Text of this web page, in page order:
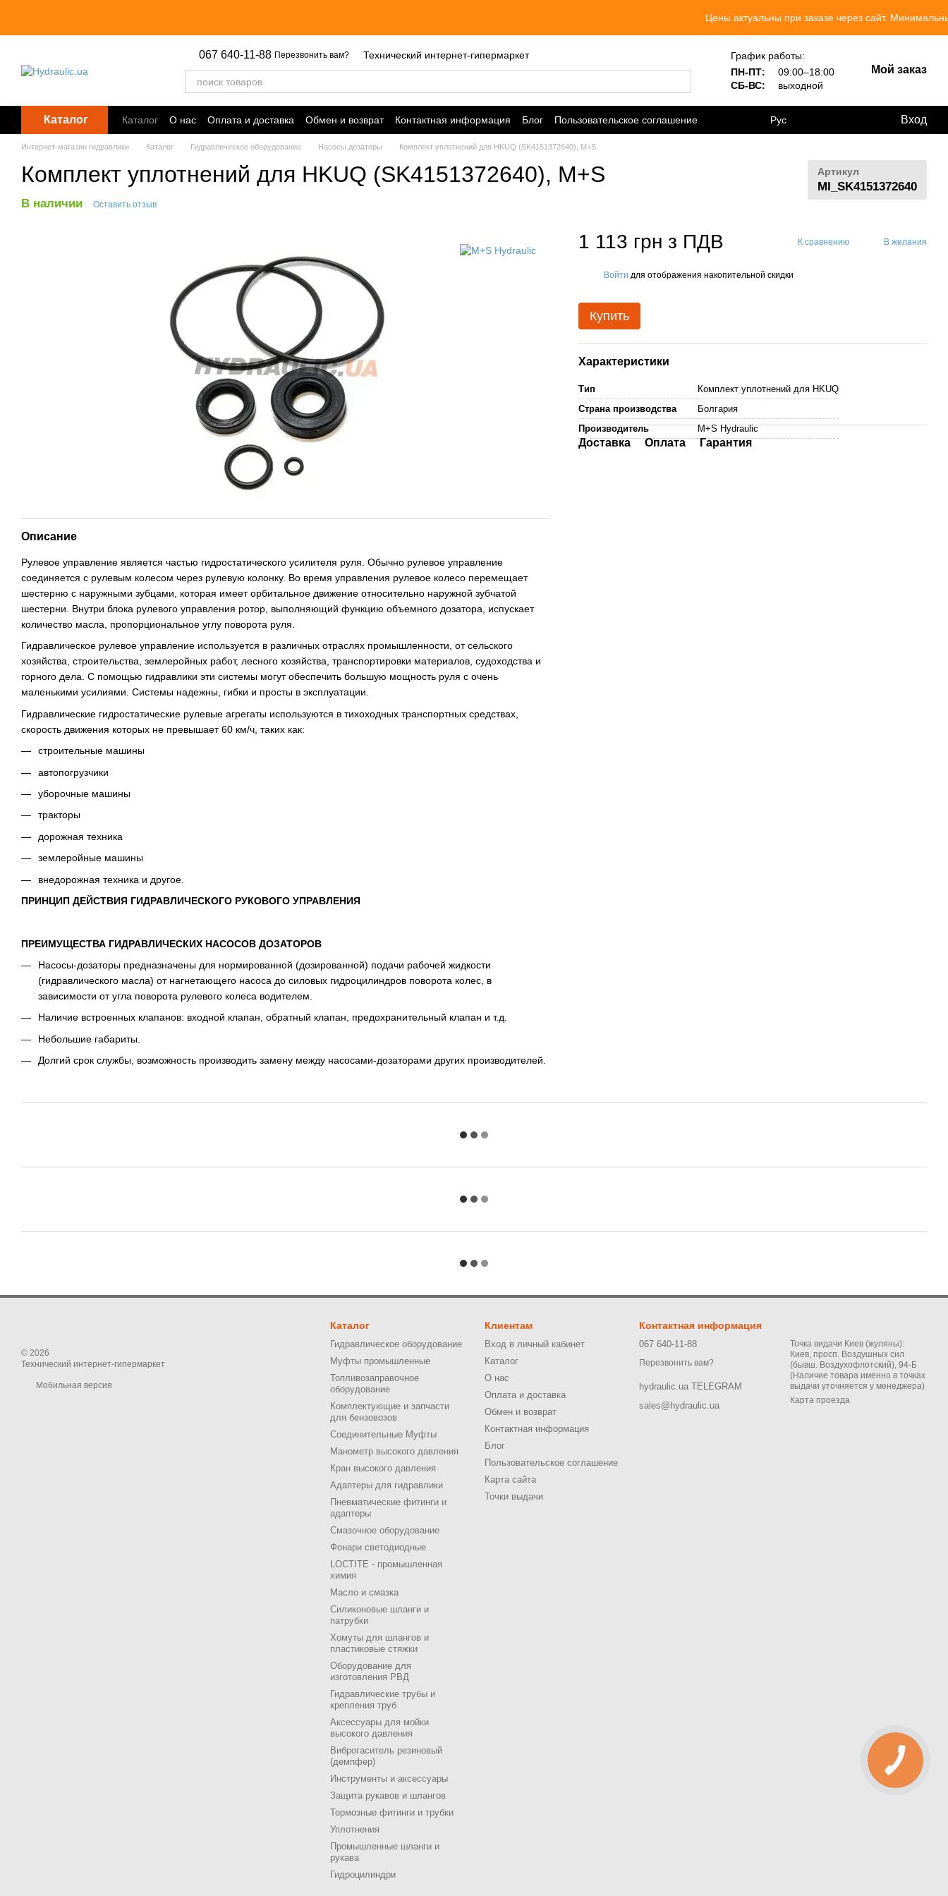
Цены актуальны при заказе через сайт. Минимальный
067 640-11-88 Перезвонить вам? Технический интернет-гипермаркет
График работы:
ПН-ПТ:
09:00–18:00
СБ-ВС:
выходной
Мой заказ
Каталог Каталог О нас Оплата и доставка Обмен и возврат Контактная информация Блог
Пользовательское соглашение
Точки выдачи
Рус Вход
Интернет-магазин гидравлики Каталог Гидравлическое оборудование Насосы дозаторы Комплект уплотнений для HKUQ (SK4151372640), M+S
Комплект уплотнений для HKUQ (SK4151372640), M+S Артикул
MI_SK4151372640
В наличии
Оставить отзыв
Описание
Рулевое управление является частью гидростатического усилителя руля. Обычно рулевое управление
соединяется с рулевым колесом через рулевую колонку. Во время управления рулевое колесо перемещает
шестерню с наружными зубцами, которая имеет орбитальное движение относительно наружной зубчатой ​​
шестерни. Внутри блока рулевого управления ротор, выполняющий функцию объемного дозатора, испускает
количество масла, пропорциональное углу поворота руля.
Гидравлическое рулевое управление используется в различных отраслях промышленности, от сельского
хозяйства, строительства, землеройных работ, лесного хозяйства, транспортировки материалов, судоходства и
горного дела. С помощью гидравлики эти системы могут обеспечить большую мощность руля с очень
маленькими усилиями. Системы надежны, гибки и просты в эксплуатации.
Гидравлические гидростатические рулевые агрегаты используются в тихоходных транспортных средствах,
скорость движения которых не превышает 60 км/ч, таких как:
строительные машины
автопогрузчики
уборочные машины
тракторы
дорожная техника
землеройные машины
внедорожная техника и другое.
ПРИНЦИП ДЕЙСТВИЯ ГИДРАВЛИЧЕСКОГО РУКОВОГО УПРАВЛЕНИЯ
ПРЕИМУЩЕСТВА ГИДРАВЛИЧЕСКИХ НАСОСОВ ДОЗАТОРОВ
Насосы-дозаторы предназначены для нормированной (дозированной) подачи рабочей жидкости
(гидравлического масла) от нагнетающего насоса до силовых гидроцилиндров поворота колес, в
зависимости от угла поворота рулевого колеса водителем.
Наличие встроенных клапанов: входной клапан, обратный клапан, предохранительный клапан и т.д.
Небольшие габариты.
Долгий срок службы, возможность производить замену между насосами-дозаторами других производителей.
1 113 грн з ПДВ К сравнению В желания
Войти для отображения накопительной скидки
Купить
Характеристики
Тип
Комплект уплотнений для HKUQ
Страна производства
Болгария
Производитель
M+S Hydraulic
Доставка Оплата Гарантия
© 2026
Технический интернет-гипермаркет
Мобильная версия
Каталог
Гидравлическое оборудование
Муфты промышленные
Топливозаправочное
оборудование
Комплектующие и запчасти
для бензовозов
Соединительные Муфты
Манометр высокого давления
Кран высокого давления
Адаптеры для гидравлики
Пневматические фитинги и
адаптеры
Смазочное оборудование
Фонари светодиодные
LOCTITE - промышленная
химия
Масло и смазка
Силиконовые шланги и
патрубки
Хомуты для шлангов и
пластиковые стяжки
Оборудование для
изготовления РВД
Гидравлические трубы и
крепления труб
Аксессуары для мойки
высокого давления
Виброгаситель резиновый
(демпфер)
Инструменты и аксессуары
Защита рукавов и шлангов
Тормозные фитинги и трубки
Уплотнения
Промышленные шланги и
рукава
Гидроцилиндри
Клиентам
Вход в личный кабинет
Каталог
О нас
Оплата и доставка
Обмен и возврат
Контактная информация
Блог
Пользовательское соглашение
Карта сайта
Точки выдачи
Контактная информация
067 640-11-88
Перезвонить вам?
hydraulic.ua TELEGRAM
sales@hydraulic.ua
Точка видачи Киев (жуляны):
Киев, просп. Воздушных сил
(бывш. Воздухофлотский), 94-Б
(Наличие товара именно в точках
выдачи уточняется у менеджера)
Карта проезда